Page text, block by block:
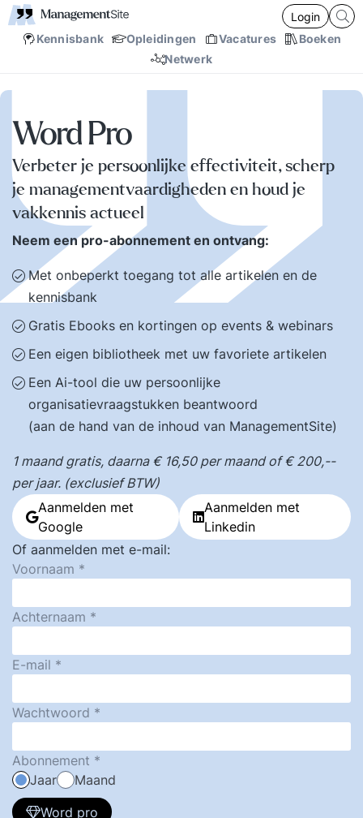
Kennisbank Opleidingen Vacatures
Boeken
Netwerk
Login
Word Pro
Verbeter je persoonlijke effectiviteit, scherp
je managementvaardigheden en houd je
vakkennis actueel
Neem een pro-abonnement en ontvang:
Met onbeperkt toegang tot alle artikelen en de
kennisbank
Gratis Ebooks en kortingen op events & webinars
Een eigen bibliotheek met uw favoriete artikelen
Een Ai-tool die uw persoonlijke
organisatievraagstukken beantwoord
(aan de hand van de inhoud van ManagementSite)
1 maand gratis, daarna € 16,50 per maand of € 200,--
per jaar. (exclusief BTW)
Aanmelden met
Google
Aanmelden met
Linkedin
Of aanmelden met e-mail:
Voornaam
Achternaam
E-mail
Wachtwoord
Abonnement
Jaar
Maand
Word pro